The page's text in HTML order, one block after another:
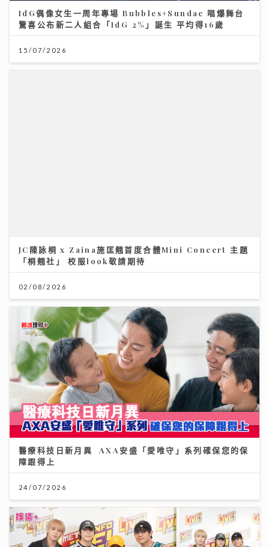
IdG偶像女生一周年專場 Bubbles+Sundae 唱爆舞台
驚喜公布新二人組合「IdG 2%」誕生 平均得16歲
15/07/2026
JC陳詠桐 x Zaina施匡翹首度合體Mini Concert 主題
「桐翹社」 校服look敬請期待
02/08/2026
醫療科技日新月異 AXA安盛「愛唯守」系列確保您的保
障跟得上
24/07/2026